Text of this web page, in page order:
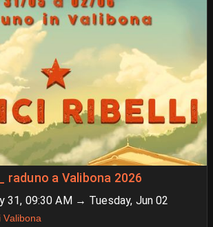
raduno a Valibona 2026
31, 09:30 AM → Tuesday, Jun 02
Valibona